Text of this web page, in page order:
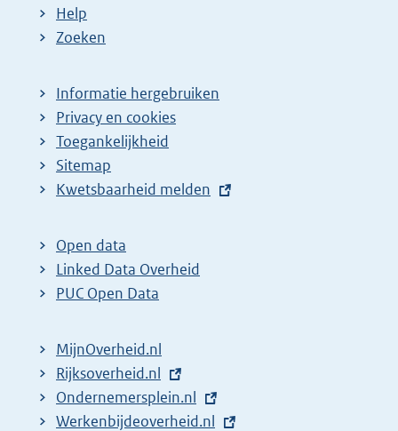
Help
Zoeken
Informatie hergebruiken
Privacy en cookies
Toegankelijkheid
Sitemap
E
t
e
r
l
i
n
Kwetsbaarheid melden
Open data
Linked Data Overheid
PUC Open Data
MijnOverheid.nl
E
x
t
Rijksoverheid.nl
E
x
Ondernemersplein.nl
E
Werkenbijdeoverheid.nl